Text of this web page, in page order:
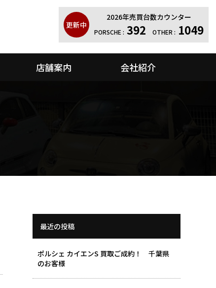
更新中
2026年売買台数カウンター
PORSCHE : 392 OTHER : 1049
店舗案内 会社紹介
最近の投稿
ポルシェ カイエンS 買取ご成約！ 千葉県
のお客様